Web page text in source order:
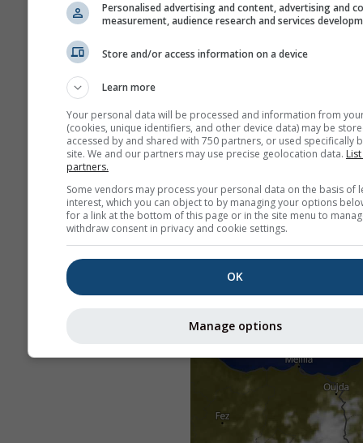
Personalised advertising and content, advertising and
measurement, audience research and services
Store and/or access information on a device
Learn more
Your personal data will be processed and information from
(cookies, unique identifiers, and other device data) may be
accessed by and shared with 750 partners, or used specifically
site. We and our partners may use precise geolocation data.
partners.
Some vendors may process your personal data on the basis of
interest, which you can object to by managing your options
for a link at the bottom of this page or in the site menu to
withdraw consent in privacy and cookie settings.
OK
Manage options